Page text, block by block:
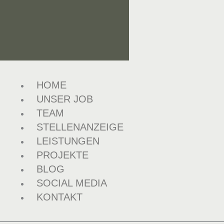
HOME
UNSER JOB
TEAM
STELLENANZEIGE
LEISTUNGEN
PROJEKTE
BLOG
SOCIAL MEDIA
KONTAKT